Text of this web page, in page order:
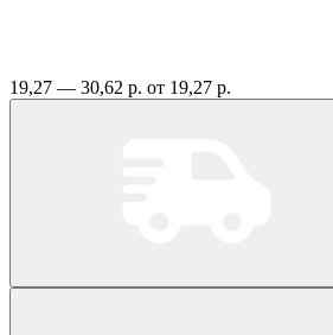
19,27 — 30,62 р. от 19,27 р.